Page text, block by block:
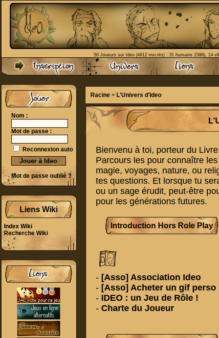
50 Joueurs sur Ideo (4612 inscrits) : 31 humains 2396), 14
Nom :
Mot de passe :
Reconnexion auto
Mot de passe oublié ?
Liens Wiki
Index Wiki
Recherche Wiki
Racine> L'Univers d'Ideo
Bienvenu à toi, porteur du
Parcours les pour connaître
magie, voyages, nature, ou
tes questions. Et lorsque tu
ou un sage érudit, peut-être
pour les générations futures.
Introduction Hors Role Play
- [Asso] Association Ideo
- [Asso] Acheter un gif perso
- IDEO : un Jeu de Rôle !
- Charte du Joueur